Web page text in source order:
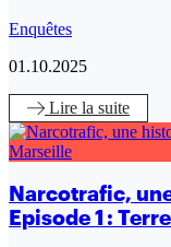
Enquêtes
01.10.2025
Lire la suite
Narcotrafic,
Episode 1 :